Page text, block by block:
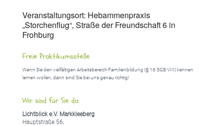
Veranstaltungsort: Hebammenpraxis
„Storchenflug“, Straße der Freundschaft 6 in
Frohburg
Freie Praktikumsstelle
Wenn Sie den vielfältigen Arbeitsbereich Familienbildung (§ 16 SGB VIII) kennen
lernen wollen, dann sind Sie bei uns genau richtig!
Wir sind für Sie da
Lichtblick e.V. Markkleeberg
Hauptstraße 56,